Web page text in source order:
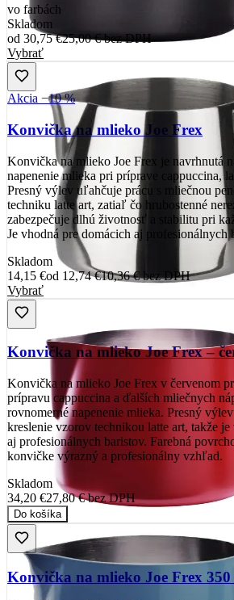
vo farbách
Skladom
od 30,75 €25,00 €bez DPH
Vybrať
Akcia −10 %
Konvička na mlieko Joe Frex
Konvička na mlieko Joe Frex je navrhnutá
napenenie mlieka pri príprave cappuccina,
Presný výlev uľahčuje prácu s mliečnou
techniku latte art, zatiaľ čo hrubostenné
zabezpečuje dlhú životnosť a stabilitu pri
Je vhodná pre domácich aj profesionálnych
Skladom
14,15 €od 12,74 €10,36 €bez DPH
Vybrať
Konvička na mlieko Joe Frex –
Konvička na mlieko Joe Frex v červenom
prípravu cappuccina a ďalších mliečnych
rovnomerné napenenie mlieka. Presný
kreslenie vzorov technikou latte art, takže
aj profesionálnych baristov. Farebná
konvičke výrazný a profesionálny vzhľad.
Skladom
34,20 €27,80 €bez DPH
Do košíka
Konvička na mlieko Joe Frex